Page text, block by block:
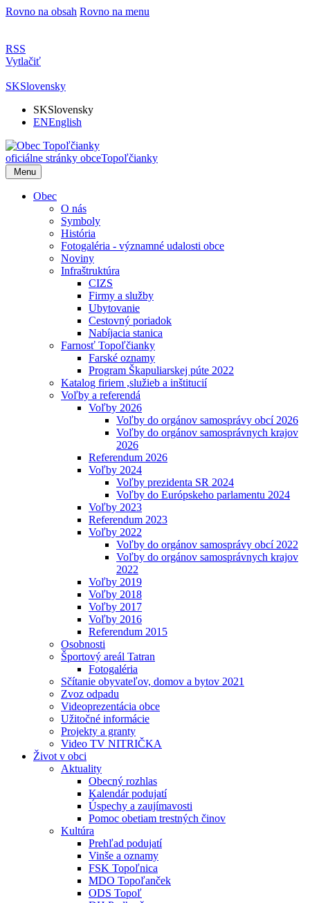
Rovno na obsah Rovno na menu
RSS
Vytlačiť
SKSlovensky
SKSlovensky
ENEnglish
oficiálne stránky obceTopoľčianky
Menu
Obec
O nás
Symboly
História
Fotogaléria - významné udalosti obce
Noviny
Infraštruktúra
CIZS
Firmy a služby
Ubytovanie
Cestovný poriadok
Nabíjacia stanica
Farnosť Topoľčianky
Farské oznamy
Program Škapuliarskej púte 2022
Katalog firiem ,služieb a inštitucií
Voľby a referendá
Voľby 2026
Voľby do orgánov samosprávy obcí 2026
Voľby do orgánov samosprávnych krajov
2026
Referendum 2026
Voľby 2024
Voľby prezidenta SR 2024
Voľby do Európskeho parlamentu 2024
Voľby 2023
Referendum 2023
Voľby 2022
Voľby do orgánov samosprávy obcí 2022
Voľby do orgánov samosprávnych krajov
2022
Voľby 2019
Voľby 2018
Voľby 2017
Voľby 2016
Referendum 2015
Osobnosti
Športový areál Tatran
Fotogaléria
Sčítanie obyvateľov, domov a bytov 2021
Zvoz odpadu
Videoprezentácia obce
Užitočné informácie
Projekty a granty
Video TV NITRIČKA
Život v obci
Aktuality
Obecný rozhlas
Kalendár podujatí
Úspechy a zaujímavosti
Pomoc obetiam trestných činov
Kultúra
Prehľad podujatí
Vinše a oznamy
FSK Topoľnica
MDO Topoľanček
ODS Topoľ